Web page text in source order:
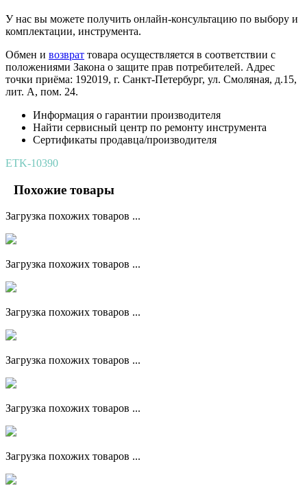
У нас вы можете получить онлайн-консультацию по выбору и
комплектации, инструмента.
Обмен и возврат товара осуществляется в соответствии с
положениями Закона о защите прав потребителей. Адрес
точки приёма: 192019, г. Санкт-Петербург, ул. Смоляная, д.15,
лит. А, пом. 24.
Информация о гарантии производителя
Найти сервисный центр по ремонту инструмента
Сертификаты продавца/производителя
ETK-10390
Похожие товары
Загрузка похожих товаров ...
Загрузка похожих товаров ...
Загрузка похожих товаров ...
Загрузка похожих товаров ...
Загрузка похожих товаров ...
Загрузка похожих товаров ...